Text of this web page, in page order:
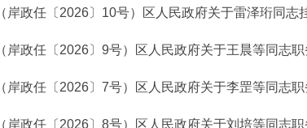
（岸政任〔2026〕10号）区人民政府关于雷泽珩同志
（岸政任〔2026〕9号）区人民政府关于王晨等同志
（岸政任〔2026〕7号）区人民政府关于李罡等同志
（岸政任〔2026〕8号）区人民政府关于刘培等同志